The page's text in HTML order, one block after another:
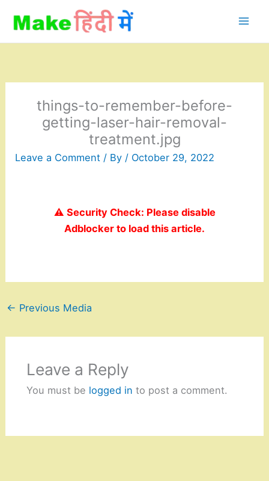
content
things-to-remember-before-
getting-laser-hair-removal-
treatment.jpg
Leave a Comment / By / October 29, 2022
⚠️ Security Check: Please disable
Adblocker to load this article.
← Previous Media
Leave a Reply
You must be logged in to post a comment.